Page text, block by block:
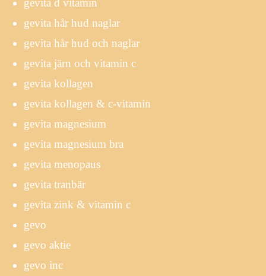
gevita d vitamin
gevita hår hud naglar
gevita hår hud och naglar
gevita järn och vitamin c
gevita kollagen
gevita kollagen & c-vitamin
gevita magnesium
gevita magnesium bra
gevita menopaus
gevita tranbär
gevita zink & vitamin c
gevo
gevo aktie
gevo inc